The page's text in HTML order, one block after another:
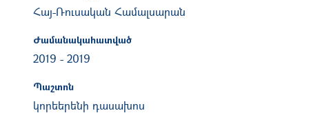
Հայ-Ռուսական Համալսարան
Ժամանակահատված
2019 - 2019
Պաշտոն
կորեերենի դասախոս